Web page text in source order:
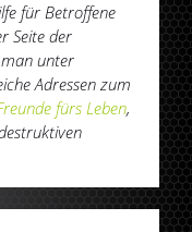
für Betroffene
Seite der
unter
Adressen zum
fürs Leben,